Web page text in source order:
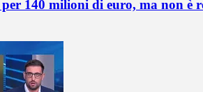
140 milioni di euro, ma non è